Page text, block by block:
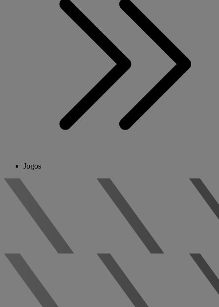
Jogos